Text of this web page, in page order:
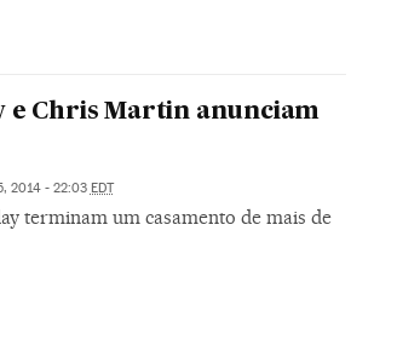
e Chris Martin anunciam
2014 - 22:03 EDT
terminam um casamento de mais de